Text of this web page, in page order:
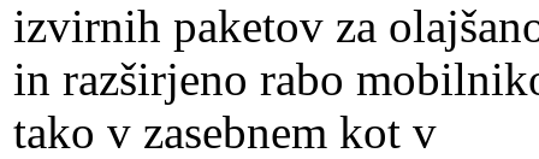
izvirnih paketov za
in razširjeno rabo
tako v zasebnem kot v